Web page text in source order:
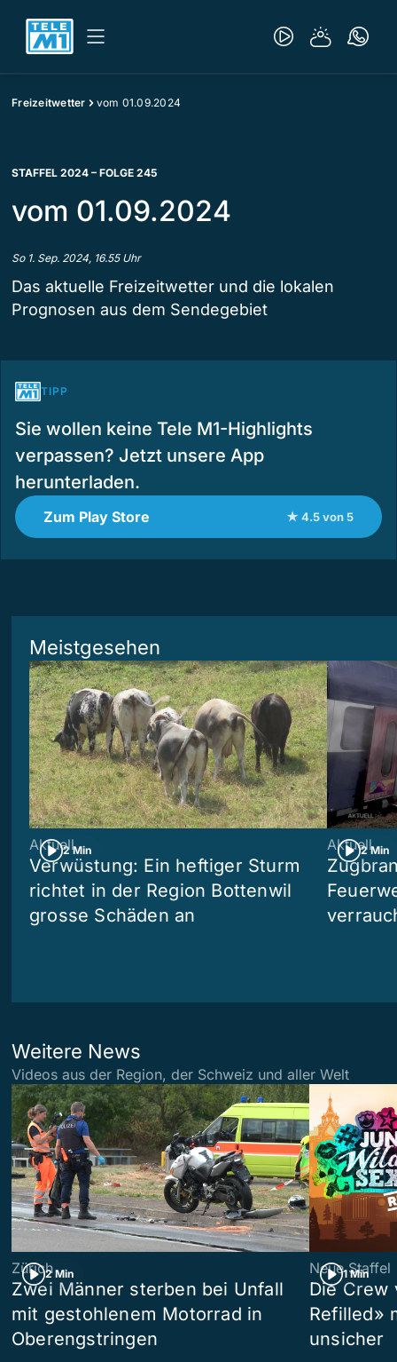
Freizeitwetter vom 01.09.2024
STAFFEL 2024 – FOLGE 245
vom 01.09.2024
So 1. Sep. 2024, 16.55 Uhr
Das aktuelle Freizeitwetter und die lokalen
Prognosen aus dem Sendegebiet
TIPP
Sie wollen keine Tele M1-Highlights
verpassen? Jetzt unsere App
herunterladen.
Zum Play Store ★ 4.5 von 5
Meistgesehen
2 Min
Aktuell
Verwüstung: Ein heftiger Sturm
richtet in der Region Bottenwil
grosse Schäden an
2 Min
Aktuell
Weitere News
Videos aus der Region, der Schweiz und aller Welt
2 Min
Zürich
Zwei Männer sterben bei Unfall
mit gestohlenem Motorrad in
Oberengstringen
1 Min
Neue Staffel
Die Crew
Refilled»
unsicher